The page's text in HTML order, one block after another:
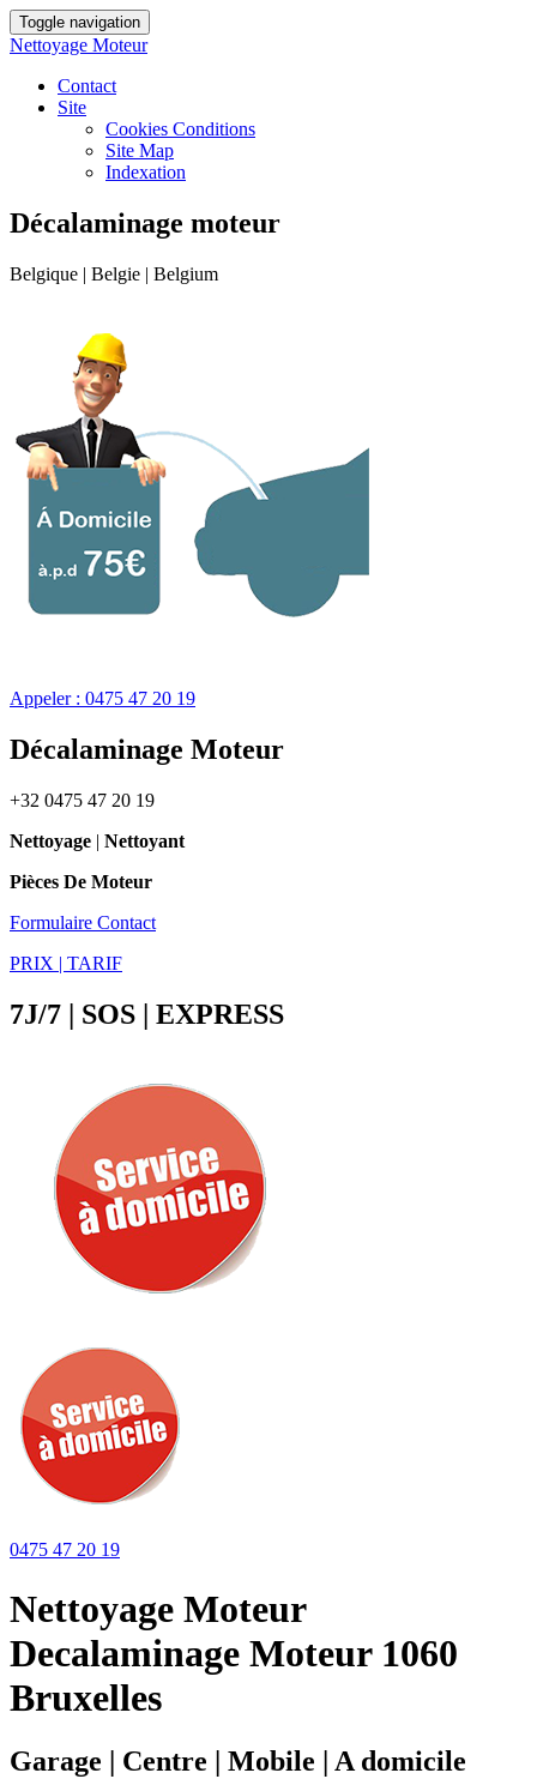
Toggle navigation
Nettoyage Moteur
Contact
Site
Cookies Conditions
Site Map
Indexation
Décalaminage moteur
Belgique | Belgie | Belgium
Appeler : 0475 47 20 19
Décalaminage Moteur
+32 0475 47 20 19
Nettoyage | Nettoyant
Pièces De Moteur
Formulaire Contact
PRIX | TARIF
7J/7 | SOS | EXPRESS
0475 47 20 19
Nettoyage Moteur
Decalaminage Moteur 1060
Bruxelles
Garage | Centre | Mobile | A domicile